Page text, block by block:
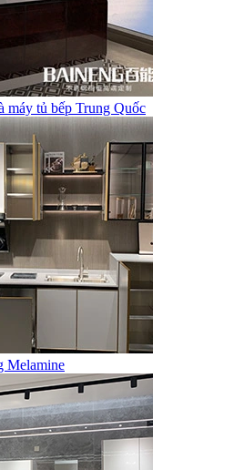
máy tủ bếp Trung Quốc
Melamine